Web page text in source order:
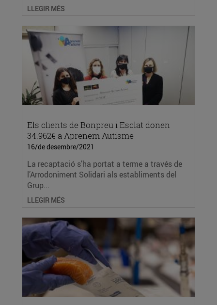
LLEGIR MÉS
Els clients de Bonpreu i Esclat donen
34.962€ a Aprenem Autisme
16/de desembre/2021
La recaptació s’ha portat a terme a través de
l’Arrodoniment Solidari als establiments del
Grup...
LLEGIR MÉS